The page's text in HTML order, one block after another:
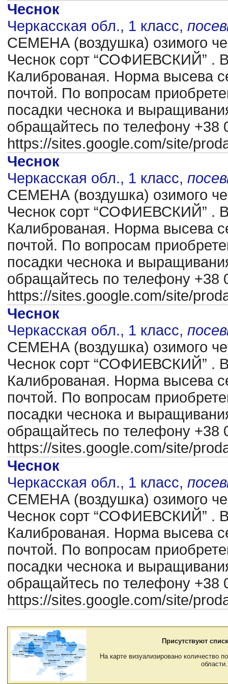
Чеснок
Черкасская обл., 1 класс,
CЕМЕНА (воздушка) озимого
Чеснок сорт “СОФИЕВСКИЙ” .
Калиброваная. Норма высева
почтой. По вопросам
посадки чеснока и
обращайтесь по телефону +38
https://sites.google.com/site/
Чеснок
Черкасская обл., 1 класс,
CЕМЕНА (воздушка) озимого
Чеснок сорт “СОФИЕВСКИЙ” .
Калиброваная. Норма высева
почтой. По вопросам
посадки чеснока и
обращайтесь по телефону +38
https://sites.google.com/site/
Чеснок
Черкасская обл., 1 класс,
CЕМЕНА (воздушка) озимого
Чеснок сорт “СОФИЕВСКИЙ” .
Калиброваная. Норма высева
почтой. По вопросам
посадки чеснока и
обращайтесь по телефону +38
https://sites.google.com/site/
Чеснок
Черкасская обл., 1 класс,
CЕМЕНА (воздушка) озимого
Чеснок сорт “СОФИЕВСКИЙ” .
Калиброваная. Норма высева
почтой. По вопросам
посадки чеснока и
обращайтесь по телефону +38
https://sites.google.com/site/
Присутствуют
На карте визуализировано количество